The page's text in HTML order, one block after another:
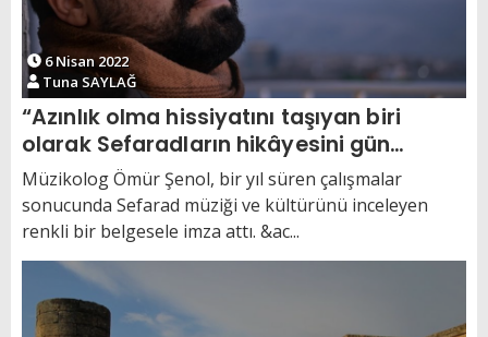
6 Nisan 2022
Tuna SAYLAĞ
“Azınlık olma hissiyatını taşıyan biri
olarak Sefaradların hikâyesini gün
yüzüne çıkarmak istedim”
Müzikolog Ömür Şenol, bir yıl süren çalışmalar
sonucunda Sefarad müziği ve kültürünü inceleyen
renkli bir belgesele imza attı. &ac...